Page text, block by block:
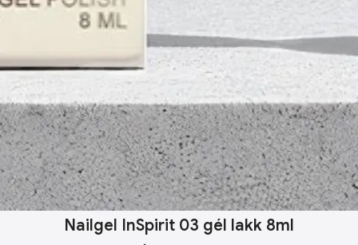
Nailgel InSpirit 03 gél lakk 8ml